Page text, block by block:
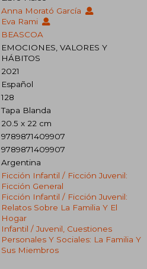
Anna Morató García
Eva Rami
BEASCOA
EMOCIONES, VALORES Y
HÁBITOS
2021
Español
128
Tapa Blanda
20.5 x 22 cm
9789871409907
9789871409907
Argentina
Ficción Infantil / Ficción Juvenil:
Ficción General
Ficción Infantil / Ficción Juvenil:
Relatos Sobre La Familia Y El
Hogar
Infantil / Juvenil, Cuestiones
Personales Y Sociales: La Familia Y
Sus Miembros